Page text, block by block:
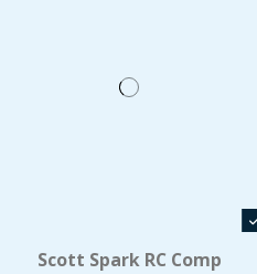
Scott Spark RC Comp